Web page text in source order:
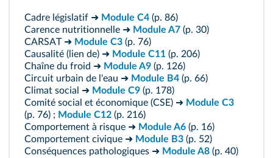
Cadre législatif ➜ Module C4 (p. 86)
Carence nutritionnelle ➜ Module A7 (p. 30)
CARSAT ➜ Module C3 (p. 76)
Causalité (lien de) ➜ Module C11 (p. 206)
Chaîne du froid ➜ Module A9 (p. 126)
Circuit urbain de l'eau ➜ Module B4 (p. 66)
Climat social ➜ Module C9 (p. 178)
Comité social et économique (CSE) ➜ Module C3
(p. 76) ; Module C12 (p. 216)
Comportement à risque ➜ Module A6 (p. 16)
Comportement civique ➜ Module B3 (p. 52)
Conséquences pathologiques ➜ Module A8 (p. 40)